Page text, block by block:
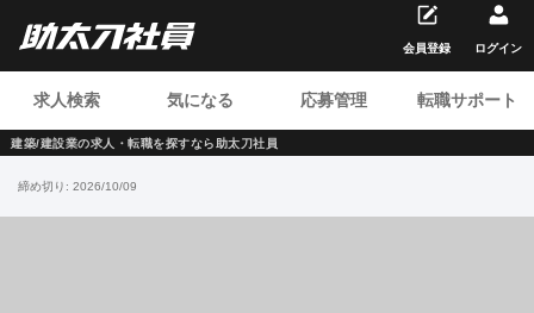
建築/建設業の求人・転職を探すなら助太刀社員
求人検索 気になる 応募管理 転職サポート
会員登録 ログイン
締め切り: 2026/10/09